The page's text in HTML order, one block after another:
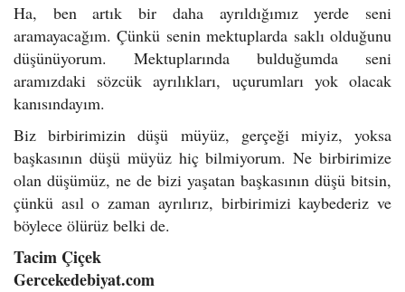
Ha, ben artık bir daha ayrıldığımız yerde seni
aramayacağım. Çünkü senin mektuplarda saklı olduğunu
düşünüyorum. Mektuplarında bulduğumda seni
aramızdaki sözcük ayrılıkları, uçurumları yok olacak
kanısındayım.
Biz birbirimizin düşü müyüz, gerçeği miyiz, yoksa
başkasının düşü müyüz hiç bilmiyorum. Ne birbirimize
olan düşümüz, ne de bizi yaşatan başkasının düşü bitsin,
çünkü asıl o zaman ayrılırız, birbirimizi kaybederiz ve
böylece ölürüz belki de.
Tacim Çiçek
Gercekedebiyat.com